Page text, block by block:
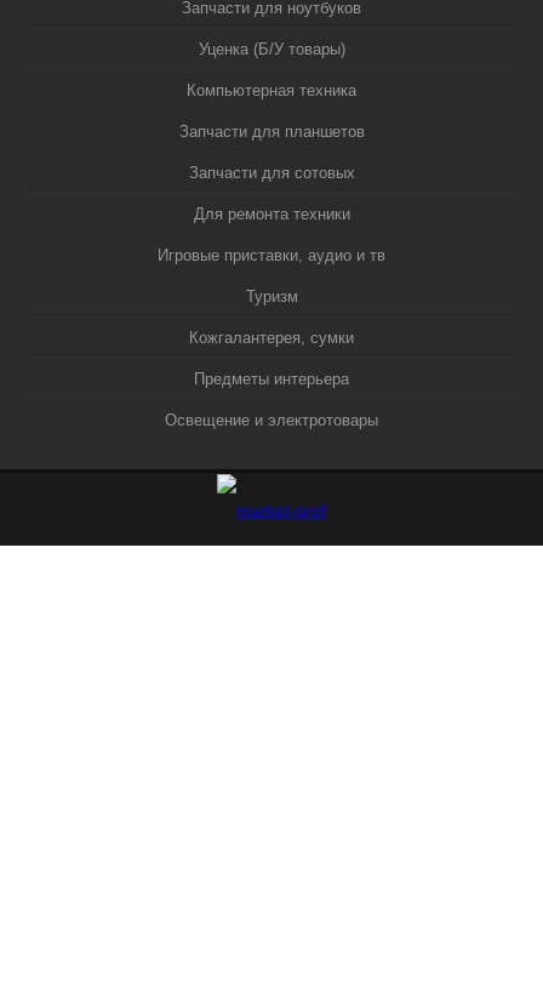
Запчасти для ноутбуков
Уценка (Б/У товары)
Компьютерная техника
Запчасти для планшетов
Запчасти для сотовых
Для ремонта техники
Игровые приставки, аудио и тв
Туризм
Кожгалантерея, сумки
Предметы интерьера
Освещение и электротовары